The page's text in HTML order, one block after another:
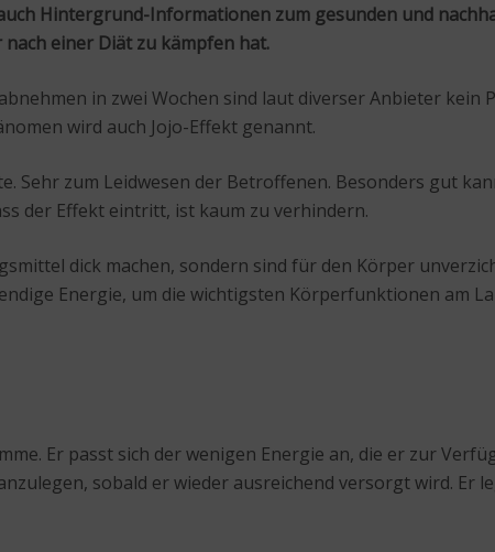
Hintergrund-Informationen zum gesunden und
einer Diät zu kämpfen hat.
in zwei Wochen sind laut diverser Anbieter kein
wird auch Jojo-Effekt genannt.
Sehr zum Leidwesen der Betroffenen. Besonders gut
der Effekt eintritt, ist kaum zu verhindern.
dick machen, sondern sind für den Körper
Energie, um die wichtigsten Körperfunktionen am
Er passt sich der wenigen Energie an, die er zur
sobald er wieder ausreichend versorgt wird. Er